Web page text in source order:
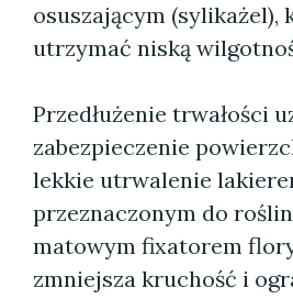
osuszającym (sylikażel),
utrzymać niską
Przedłużenie trwałości
zabezpieczenie
lekkie utrwalenie
przeznaczonym do
matowym fixatorem
zmniejsza kruchość i